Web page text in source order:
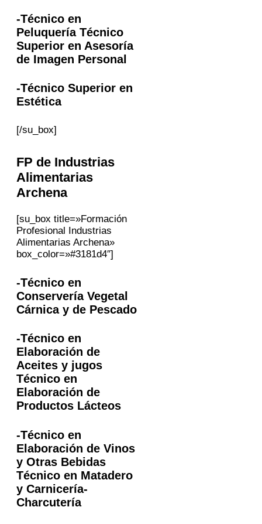
-Técnico en
Peluquería Técnico
Superior en Asesoría
de Imagen Personal
-Técnico Superior en
Estética
[/su_box]
FP de Industrias
Alimentarias
Archena
[su_box title=»Formación
Profesional Industrias
Alimentarias Archena»
box_color=»#3181d4″]
-Técnico en
Conservería Vegetal
Cárnica y de Pescado
-Técnico en
Elaboración de
Aceites y jugos
Técnico en
Elaboración de
Productos Lácteos
-Técnico en
Elaboración de Vinos
y Otras Bebidas
Técnico en Matadero
y Carnicería-
Charcutería